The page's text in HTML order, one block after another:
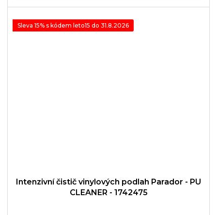
Sleva 15% s kódem leto15 do 31.8.2026
Intenzivní čistič vinylových podlah Parador - PU
CLEANER - 1742475